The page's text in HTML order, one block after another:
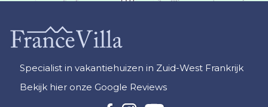
Specialist in vakantiehuizen in Zuid-West Frankrijk
Bekijk hier onze Google Reviews